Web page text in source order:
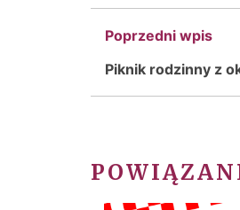
Poprzedni wpis
Piknik rodzinny z